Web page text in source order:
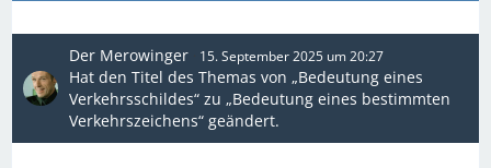
Der Merowinger 15. September 2025 um 20:27
Hat den Titel des Themas von „Bedeutung eines
Verkehrsschildes“ zu „Bedeutung eines bestimmten
Verkehrszeichens“ geändert.